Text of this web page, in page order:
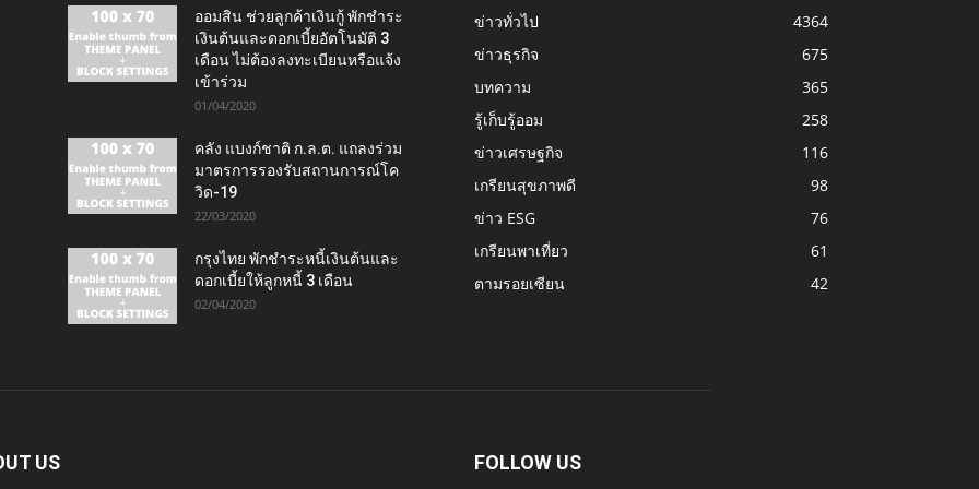
ออมสิน ช่วยลูกค้าเงินกู้ พักชำระ
เงินต้นและดอกเบี้ยอัตโนมัติ 3
เดือน ไม่ต้องลงทะเบียนหรือแจ้ง
เข้าร่วม
01/04/2020
คลัง แบงก์ชาติ ก.ล.ต. แถลงร่วม
มาตรการรองรับสถานการณ์โค
วิด-19
22/03/2020
กรุงไทย พักชำระหนี้เงินต้นและ
ดอกเบี้ยให้ลูกหนี้ 3 เดือน
02/04/2020
ข่าวทั่วไป
4364
ข่าวธุรกิจ
675
บทความ
365
รู้เก็บรู้ออม
258
ข่าวเศรษฐกิจ
116
เกรียนสุขภาพดี
98
ข่าว ESG
76
เกรียนพาเที่ยว
61
ตามรอยเซียน
42
US FOLLOW US